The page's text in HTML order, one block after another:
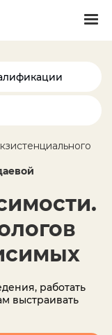
работать
выстраивать